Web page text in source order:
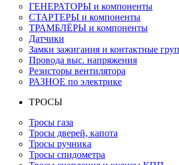
ГЕНЕРАТОРЫ и компоненты
СТАРТЕРЫ и компоненты
ТРАМБЛЁРЫ и компоненты
Датчики
Замки зажигания и контактные
Провода выс. напряжения
Резисторы вентилятора
РАЗНОЕ по электрике
ТРОСЫ
Тросы газа
Тросы дверей, капота
Тросы ручника
Тросы спидометра